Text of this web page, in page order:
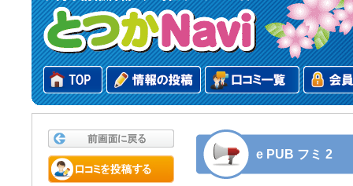
e PUB フミ 2